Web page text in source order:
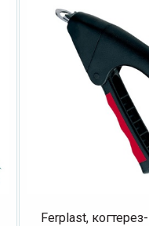
Ferplast,